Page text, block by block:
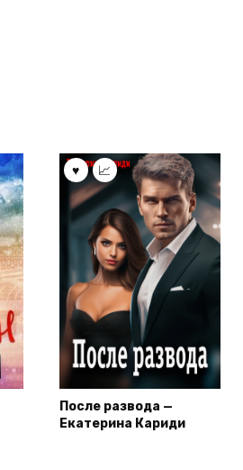
После развода —
Екатерина Кариди